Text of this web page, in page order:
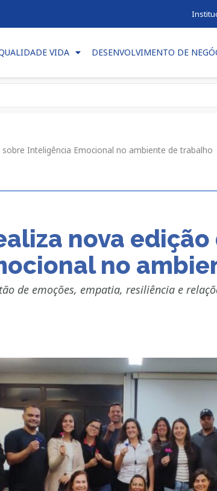
VIDA DESENVOLVIMENTO DE
Inteligência Emocional no ambiente de trabalho
nova
no
de emoções, empatia, resiliência e